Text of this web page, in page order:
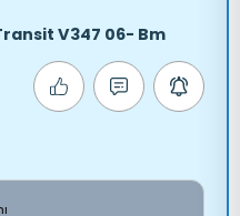
V347 06- Bm